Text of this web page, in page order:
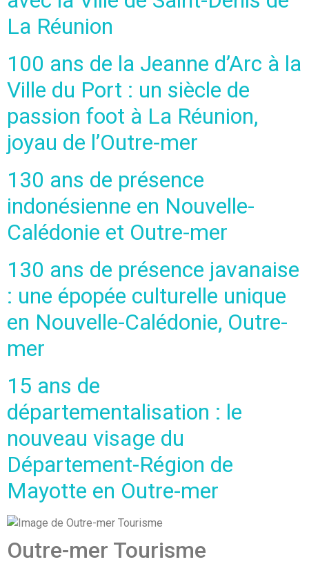
La Réunion
100 ans de la Jeanne d’Arc à la
Ville du Port : un siècle de
passion foot à La Réunion,
joyau de l’Outre-mer
130 ans de présence
indonésienne en Nouvelle-
Calédonie et Outre-mer
130 ans de présence javanaise
: une épopée culturelle unique
en Nouvelle-Calédonie, Outre-
mer
15 ans de
départementalisation : le
nouveau visage du
Département-Région de
Mayotte en Outre-mer
Outre-mer Tourisme